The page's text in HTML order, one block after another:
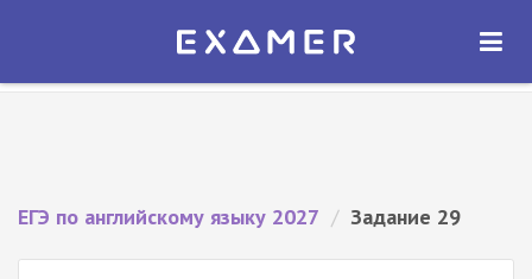
Экзамер — ЕГЭ 2027
ОТКРЫТЬ
ЕГЭ по английскому языку 2027 / Задание 29